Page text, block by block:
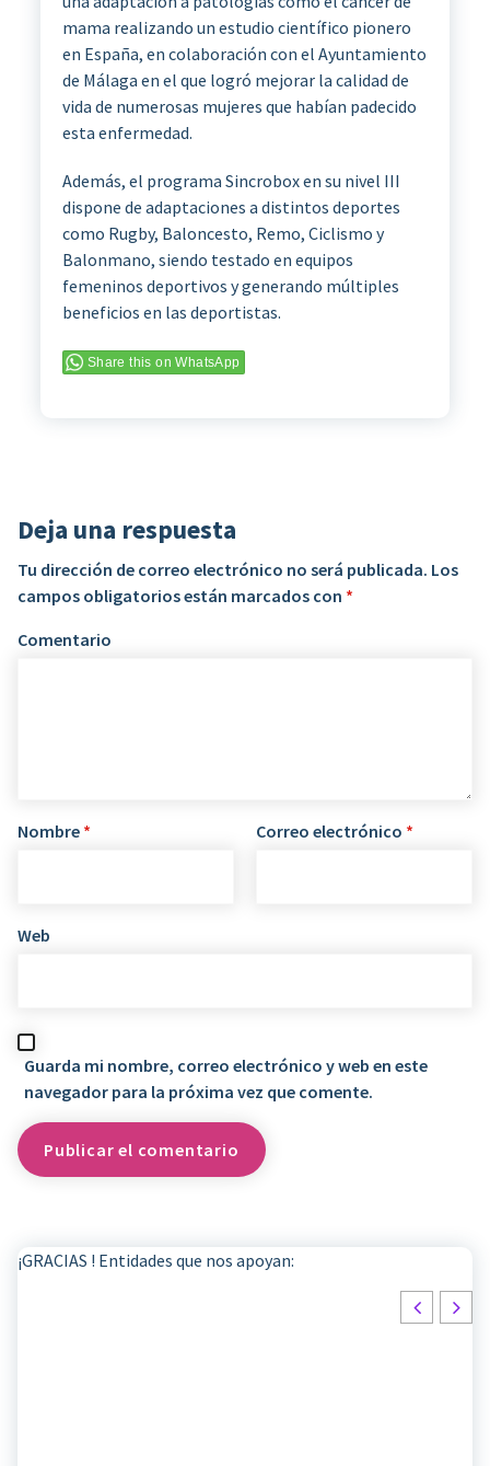
mama realizando un estudio científico pionero
en España, en colaboración con el Ayuntamiento
de Málaga en el que logró mejorar la calidad de
vida de numerosas mujeres que habían padecido
esta enfermedad.
Además, el programa Sincrobox en su nivel III
dispone de adaptaciones a distintos deportes
como Rugby, Baloncesto, Remo, Ciclismo y
Balonmano, siendo testado en equipos
femeninos deportivos y generando múltiples
beneficios en las deportistas.
Share this on WhatsApp
Deja una respuesta
Tu dirección de correo electrónico no será publicada. Los
campos obligatorios están marcados con *
Comentario
Nombre * Correo electrónico *
Web
Guarda mi nombre, correo electrónico y web en este
navegador para la próxima vez que comente.
¡GRACIAS ! Entidades que nos apoyan: